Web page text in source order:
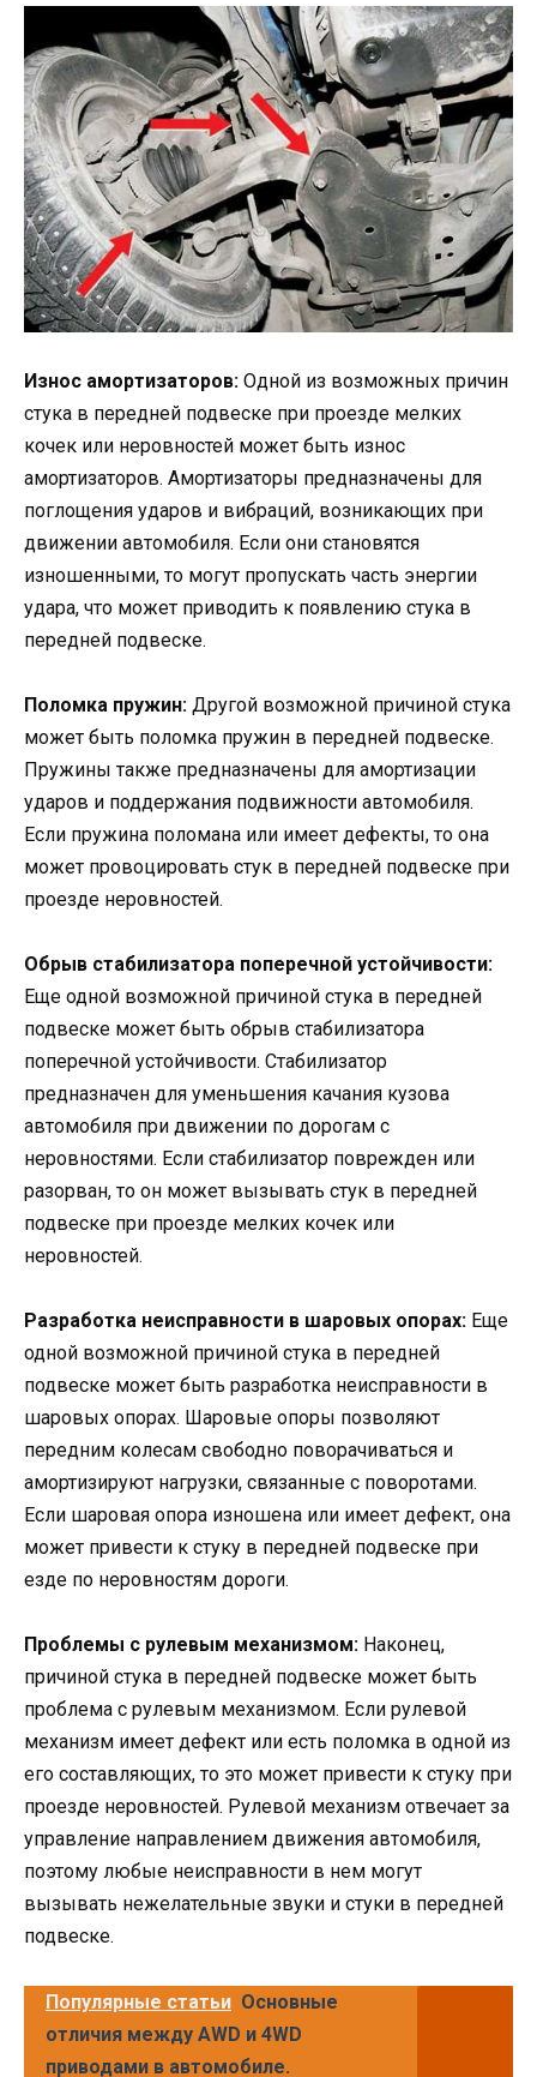
Износ амортизаторов: Одной из возможных причин
стука в передней подвеске при проезде мелких
кочек или неровностей может быть износ
амортизаторов. Амортизаторы предназначены для
поглощения ударов и вибраций, возникающих при
движении автомобиля. Если они становятся
изношенными, то могут пропускать часть энергии
удара, что может приводить к появлению стука в
передней подвеске.
Поломка пружин: Другой возможной причиной стука
может быть поломка пружин в передней подвеске.
Пружины также предназначены для амортизации
ударов и поддержания подвижности автомобиля.
Если пружина поломана или имеет дефекты, то она
может провоцировать стук в передней подвеске при
проезде неровностей.
Обрыв стабилизатора поперечной устойчивости:
Еще одной возможной причиной стука в передней
подвеске может быть обрыв стабилизатора
поперечной устойчивости. Стабилизатор
предназначен для уменьшения качания кузова
автомобиля при движении по дорогам с
неровностями. Если стабилизатор поврежден или
разорван, то он может вызывать стук в передней
подвеске при проезде мелких кочек или
неровностей.
Разработка неисправности в шаровых опорах: Еще
одной возможной причиной стука в передней
подвеске может быть разработка неисправности в
шаровых опорах. Шаровые опоры позволяют
передним колесам свободно поворачиваться и
амортизируют нагрузки, связанные с поворотами.
Если шаровая опора изношена или имеет дефект, она
может привести к стуку в передней подвеске при
езде по неровностям дороги.
Проблемы с рулевым механизмом: Наконец,
причиной стука в передней подвеске может быть
проблема с рулевым механизмом. Если рулевой
механизм имеет дефект или есть поломка в одной из
его составляющих, то это может привести к стуку при
проезде неровностей. Рулевой механизм отвечает за
управление направлением движения автомобиля,
поэтому любые неисправности в нем могут
вызывать нежелательные звуки и стуки в передней
подвеске.
Популярные статьи Основные
отличия между AWD и 4WD
приводами в автомобиле.